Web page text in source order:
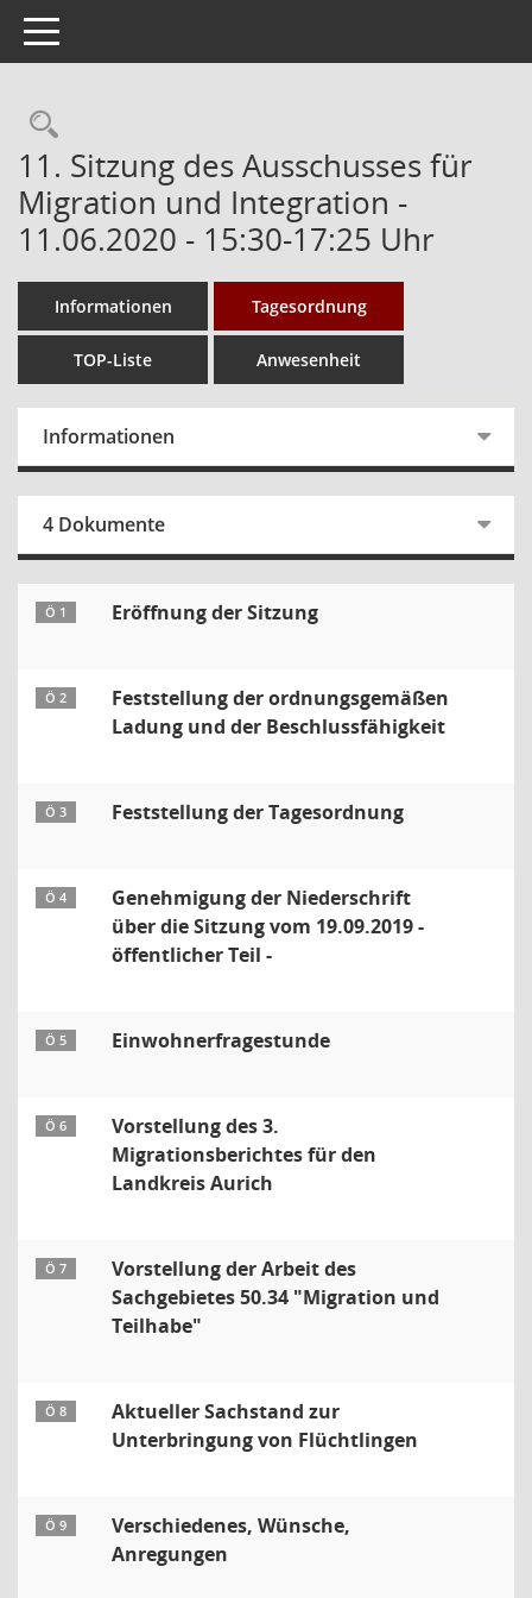
Toggle navigation
Rechercheauswahl
11. Sitzung des Ausschusses für
Migration und Integration -
11.06.2020 - 15:30-17:25 Uhr
Informationen Tagesordnung
TOP-Liste Anwesenheit
Informationen
4 Dokumente
Ö 1 Eröffnung der Sitzung
Ö 2
Feststellung der ordnungsgemäßen
Ladung und der Beschlussfähigkeit
Ö 3 Feststellung der Tagesordnung
Ö 4
Genehmigung der Niederschrift
über die Sitzung vom 19.09.2019 -
öffentlicher Teil -
Ö 5 Einwohnerfragestunde
Ö 6
Vorstellung des 3.
Migrationsberichtes für den
Landkreis Aurich
Ö 7
Vorstellung der Arbeit des
Sachgebietes 50.34 "Migration und
Teilhabe"
Ö 8
Aktueller Sachstand zur
Unterbringung von Flüchtlingen
Ö 9
Verschiedenes, Wünsche,
Anregungen